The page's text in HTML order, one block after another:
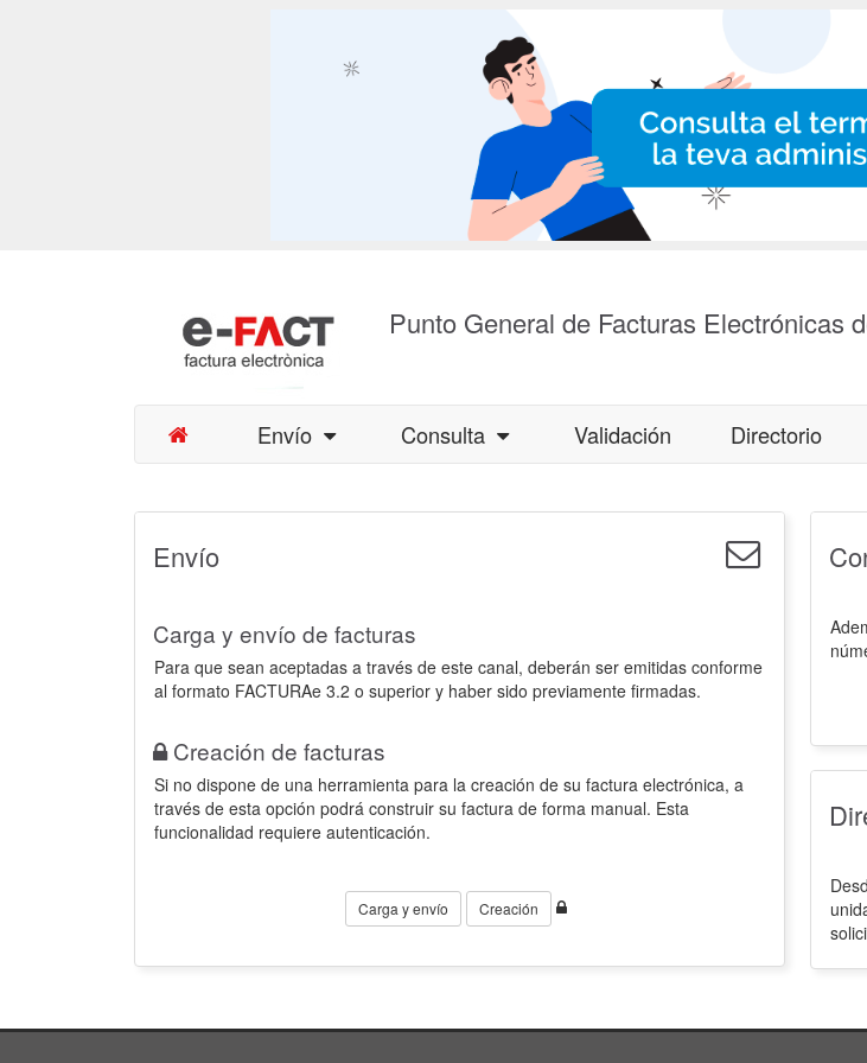
Punto General de Facturas Electrónicas
Envío Consulta Validación Directorio
Envío
Carga y envío de facturas
Para que sean aceptadas a través de este canal, deberán ser emitidas conforme
al formato FACTURAe 3.2 o superior y haber sido previamente firmadas.
Creación de facturas
Si no dispone de una herramienta para la creación de su factura electrónica, a
través de esta opción podrá construir su factura de forma manual. Esta
funcionalidad requiere autenticación.
Carga y envío Creación